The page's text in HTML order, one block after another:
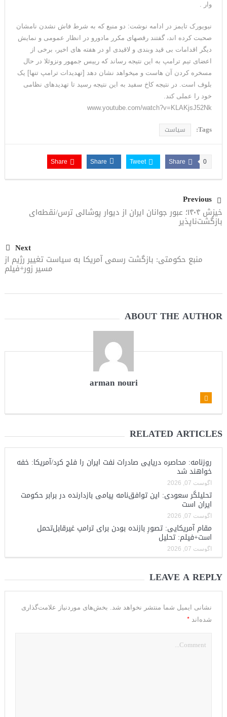
وار .
نیویورک تایمز در ادامه نوشت: دو منبع که به شرط فاش نشدن نامشان
صحبت کرده اند، گفتند رقصهای مکرر مادورو در انظار عمومی و نمایش
دیگر اقدامات بی قید وبندی و لاقیدی او در هفته های اخیر، برخی از
اعضای تیم ترامپ به این نتیجه رساند که رییس جمهور ونزوئلا در حال
مسخره کردن آن هاست و میخواهد نشان دهد [تهدیدات ترامپ تنها] یک
بلوف است. در نتیجه کاخ سفید به این نتیجه رسید تا تهدیدهای نظامی
خود را عملی کند.
www.youtube.com/watch?v=KLAKjsJ52Nk
Tags: سیاست
Share 0
Tweet
Share
Share
Previous
خیزش ۱۴۰۴؛ عبور جوانان ایران از دیوار پوشالی ترس/نقطه‌ای
بازگشت‌ناپذیر
Next
منبع حکومتی: بازگشت رسمی آمریکا به سیاست تغییر رژیم از
مسیر زور+فیلم
ABOUT THE AUTHOR
arman nouri
RELATED ARTICLES
روزنامه: محاصره دریایی صادرات نفت ایران را فلج کرد/آمریکا: خفه
خواهند شد
آگوست 07, 2026
تحلیلگر سعودی: این توافق‌نامه پیامی بازدارنده در برابر حکومت
ایران است
آگوست 07, 2026
مقام آمریکایی: تصورِ بازنده بودن برای ترامپ غیرقابل‌تحمل
است+فیلم: تحلیل
آگوست 07, 2026
LEAVE A REPLY
نشانی ایمیل شما منتشر نخواهد شد.
بخش‌های موردنیاز علامت‌گذاری
شده‌اند *